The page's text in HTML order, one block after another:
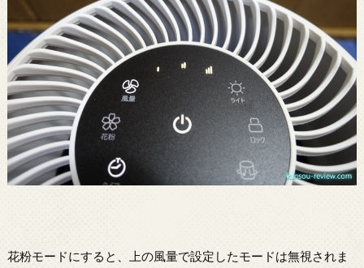
花粉モードにすると、上の風量で設定したモードは無視されま